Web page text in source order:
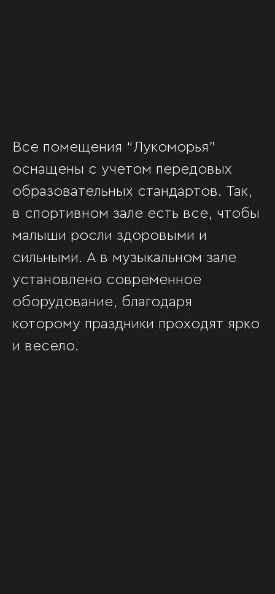
Все помещения “Лукоморья”
оснащены с учетом передовых
образовательных стандартов. Так,
в спортивном зале есть все, чтобы
малыши росли здоровыми и
сильными. А в музыкальном зале
установлено современное
оборудование, благодаря
которому праздники проходят ярко
и весело.